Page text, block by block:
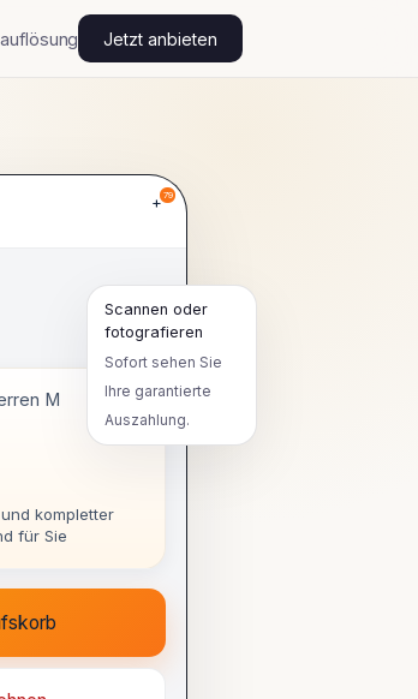
Jetzt anbieten
Scannen oder
fotografieren
Sofort sehen Sie
Ihre garantierte
Auszahlung.
+
M
kompletter
für Sie